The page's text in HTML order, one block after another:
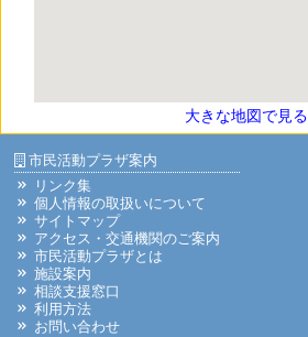
大きな地図で見る
市民活動プラザ案内
リンク集
個人情報の取扱いについて
サイトマップ
アクセス・交通機関のご案内
市民活動プラザとは
施設案内
相談支援窓口
利用方法
お問い合わせ